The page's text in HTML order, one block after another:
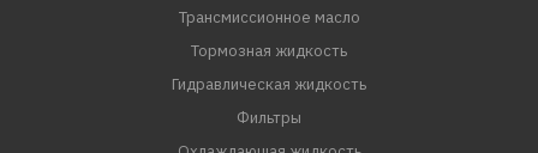
Трансмиссионное масло
Тормозная жидкость
Гидравлическая жидкость
Фильтры